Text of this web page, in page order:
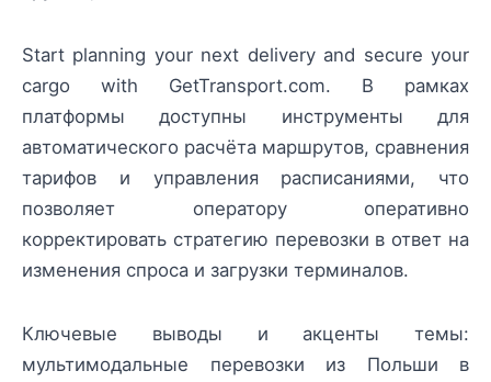
Start planning your next delivery and secure your
cargo with GetTransport.com. В рамках
платформы доступны инструменты для
автоматического расчёта маршрутов, сравнения
тарифов и управления расписаниями, что
позволяет оператору оперативно
корректировать стратегию перевозки в ответ на
изменения спроса и загрузки терминалов.
Ключевые выводы и акценты темы:
мультимодальные перевозки из Польши в